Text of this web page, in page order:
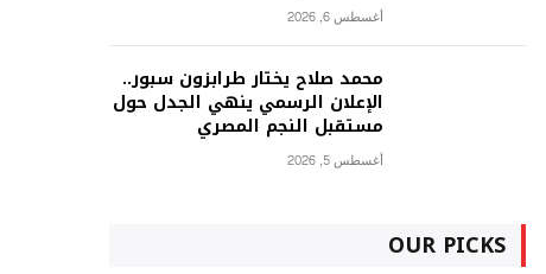
أغسطس 6, 2026
محمد صلاح يختار طرابزون سبور..
الإعلان الرسمي ينهي الجدل حول
مستقبل النجم المصري
أغسطس 5, 2026
OUR PICKS